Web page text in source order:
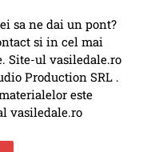
sa ne dai un pont?
si in cel mai
Site-ul vasiledale.ro
Production SRL .
este
vasiledale.ro